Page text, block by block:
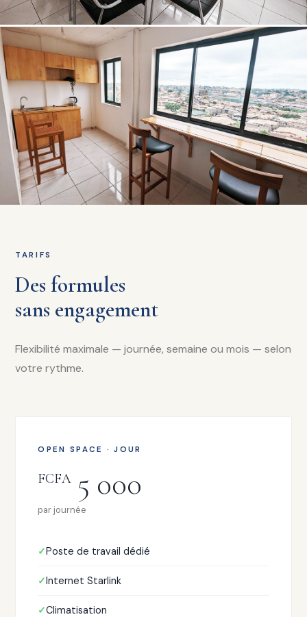
TARIFS
Des formules
sans engagement
Flexibilité maximale — journée, semaine ou mois — selon
votre rythme.
OPEN SPACE · JOUR
FCFA5 000
par journée
Poste de travail dédié
Internet Starlink
Climatisation